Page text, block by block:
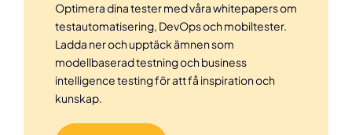
Optimera dina tester med våra whitepapers om
testautomatisering, DevOps och mobiltester.
Ladda ner och upptäck ämnen som
modellbaserad testning och business
intelligence testing för att få inspiration och
kunskap.